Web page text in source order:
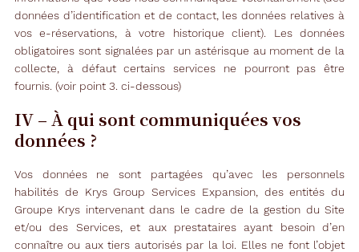
données d’identification et de contact, les données relatives à
vos e-réservations, à votre historique client). Les données
obligatoires sont signalées par un astérisque au moment de la
collecte, à défaut certains services ne pourront pas être
fournis. (voir point 3. ci-dessous)
IV – À qui sont communiquées vos
données ?
Vos données ne sont partagées qu’avec les personnels
habilités de Krys Group Services Expansion, des entités du
Groupe Krys intervenant dans le cadre de la gestion du Site
et/ou des Services, et aux prestataires ayant besoin d’en
connaître ou aux tiers autorisés par la loi. Elles ne font l’objet